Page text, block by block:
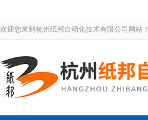
欢迎您来到杭州纸邦自动化技术有限公司网站！